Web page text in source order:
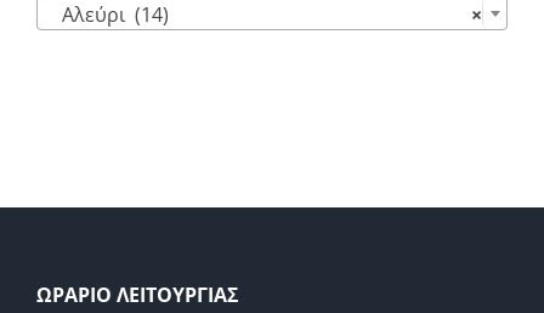
×
Αλεύρι (14)
ΩΡΑΡΙΟ ΛΕΙΤΟΥΡΓΙΑΣ